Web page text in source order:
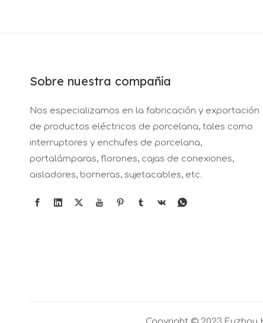
Sobre nuestra compañía
Nos especializamos en la fabricación y exportación
de productos eléctricos de porcelana, tales como
interruptores y enchufes de porcelana,
portalámparas, florones, cajas de conexiones,
aisladores, borneras, sujetacables, etc.